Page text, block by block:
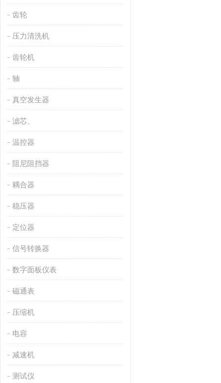
齿轮
压力清洗机
齿轮机
轴
真空发生器
滤芯、
温控器
阻尼阻挡器
耦合器
稳压器
定位器
信号转换器
数字面板仪表
磁通表
压缩机
电容
减速机
测试仪